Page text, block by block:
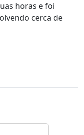
horas e foi
cerca de